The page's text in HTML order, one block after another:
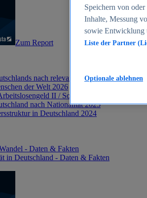
Zum Report
nach relevanten Altersgruppen 2024
der Welt 2026
II / Sozialgeld / Bürgergeld in
nach Nationalität 2025
in Deutschland 2024
- Daten & Fakten
in Deutschland - Daten & Fakten
Speichern von
Inhalte, Messung
sowie Entwicklung
Liste der Partner
Optionale ablehnen